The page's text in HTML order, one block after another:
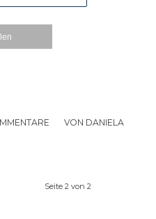
/ VON DANIELA
Seite 2 von 2